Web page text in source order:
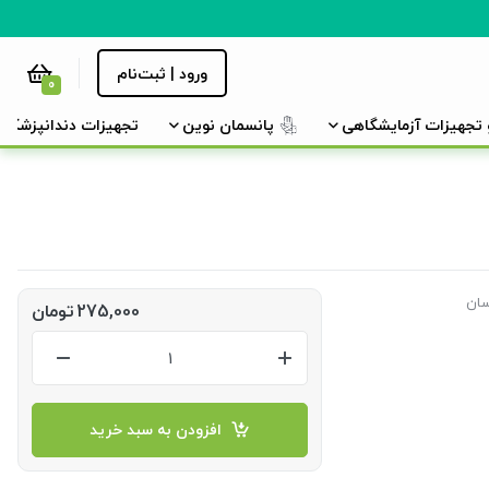
ورود | ثبت‌نام 0
تجهیزات آزمایشگاهی پانسمان نوین تجهیزات دندانپزشکی
275,000تومان
افزودن به سبد خرید